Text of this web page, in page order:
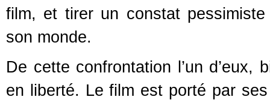
film, et tirer un constat
son monde.
De cette confrontation l’un
en liberté. Le film est porté par